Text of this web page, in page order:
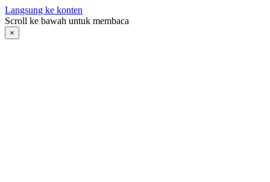
Langsung ke konten
Scroll ke bawah untuk membaca
×